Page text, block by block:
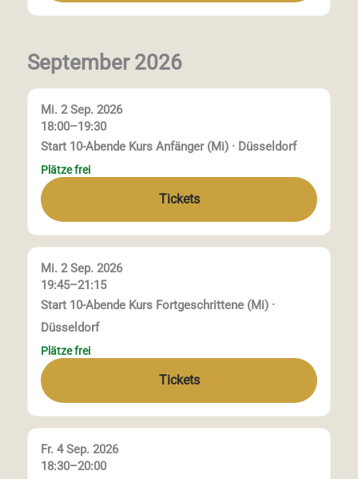
September 2026
Mi. 2 Sep. 2026
18:00–19:30
Start 10-Abende Kurs Anfänger (Mi) · Düsseldorf
Plätze frei
Tickets
Mi. 2 Sep. 2026
19:45–21:15
Start 10-Abende Kurs Fortgeschrittene (Mi) ·
Düsseldorf
Plätze frei
Tickets
Fr. 4 Sep. 2026
18:30–20:00